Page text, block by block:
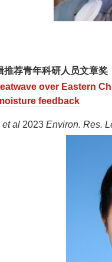
推荐青年科研人员文章奖
over Eastern
feedback
et al 2023 Environ. Res.